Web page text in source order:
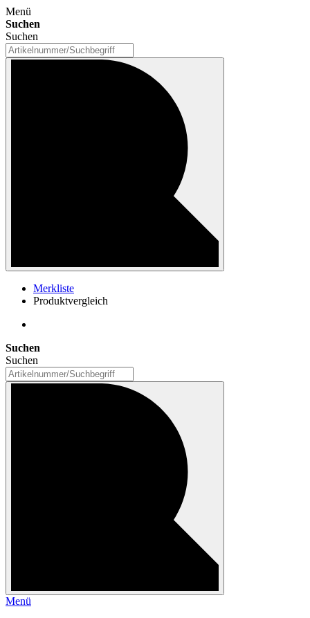
Menü
Suchen
Suchen
Merkliste
Produktvergleich
Suchen
Suchen
Menü